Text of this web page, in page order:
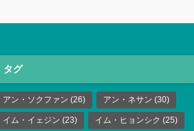
タグ
アン・ソクファン (26) アン・ネサン (30)
イム・イェジン (23) イム・ヒョンシク (25)